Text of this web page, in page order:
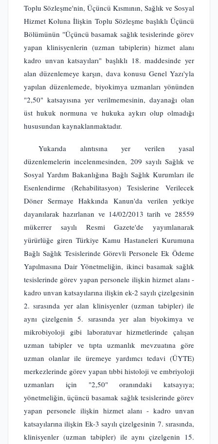
Toplu Sözleşme'nin, Üçüncü Kısmının, Sağlık ve Sosyal
Hizmet Koluna İlişkin Toplu Sözleşme başlıklı Üçüncü
Bölümünün "Üçüncü basamak sağlık tesislerinde görev
yapan klinisyenlerin (uzman tabiplerin) hizmet alanı
kadro unvan katsayıları" başlıklı 18. maddesinde yer
alan düzenlemeye karşın, dava konusu Genel Yazı'yla
yapılan düzenlemede, biyokimya uzmanları yönünden
"2,50" katsayısına yer verilmemesinin, dayanağı olan
üst hukuk normuna ve hukuka aykırı olup olmadığı
hususundan kaynaklanmaktadır.
Yukarıda alıntısına yer verilen yasal
düzenlemelerin incelenmesinden, 209 sayılı Sağlık ve
Sosyal Yardım Bakanlığına Bağlı Sağlık Kurumları ile
Esenlendirme (Rehabilitasyon) Tesislerine Verilecek
Döner Sermaye Hakkında Kanun'da verilen yetkiye
dayanılarak hazırlanan ve 14/02/2013 tarih ve 28559
mükerrer sayılı Resmi Gazete'de yayımlanarak
yürürlüğe giren Türkiye Kamu Hastaneleri Kurumuna
Bağlı Sağlık Tesislerinde Görevli Personele Ek Ödeme
Yapılmasına Dair Yönetmeliğin, ikinci basamak sağlık
tesislerinde görev yapan personele ilişkin hizmet alanı -
kadro unvan katsayılarına ilişkin ek-2 sayılı çizelgesinin
2. sırasında yer alan klinisyenler (uzman tabipler) ile
aynı çizelgenin 5. sırasında yer alan biyokimya ve
mikrobiyoloji gibi laboratuvar hizmetlerinde çalışan
uzman tabipler ve tıpta uzmanlık mevzuatına göre
uzman olanlar ile üremeye yardımcı tedavi (ÜYTE)
merkezlerinde görev yapan tıbbi histoloji ve embriyoloji
uzmanları için "2,50" oranındaki katsayıya;
yönetmeliğin, üçüncü basamak sağlık tesislerinde görev
yapan personele ilişkin hizmet alanı - kadro unvan
katsayılarına ilişkin Ek-3 sayılı çizelgesinin 7. sırasında,
klinisyenler (uzman tabipler) ile aynı çizelgenin 15.